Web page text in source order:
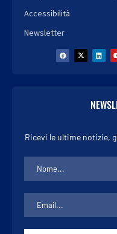
Accessibilità
Newsletter
Ricevi le ultime notizie,